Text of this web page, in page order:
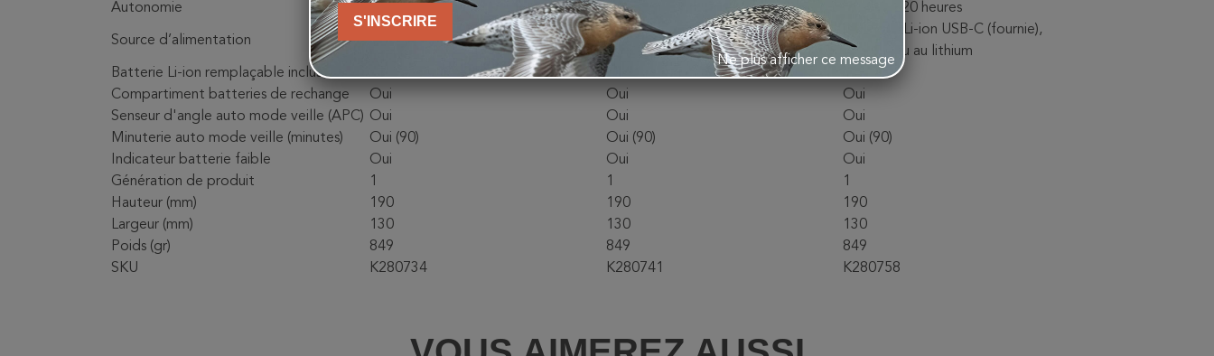
Autonomie
Jusqu'à 120 heures Jusqu'à 120 heures Jusqu'à 120 heures
Source d’alimentation
Pile AAA Li-ion USB-C (fournie),
alcaline ou au lithium
Pile AAA Li-ion USB-C (fournie),
alcaline ou au lithium
Pile AAA Li-ion USB-C (fournie),
alcaline ou au lithium
Batterie Li-ion remplaçable incluse
Oui
Compartiment batteries de rechange
Oui Oui
Oui
Senseur d'angle auto mode veille (APC) Oui Oui
Oui
Minuterie auto mode veille (minutes)
Oui (90) Oui (90)
Oui (90)
Indicateur batterie faible
Oui Oui
Oui
Génération de produit
1 1
1
Hauteur (mm)
190 190
190
Largeur (mm)
130 130
130
Poids (gr)
849 849
849
SKU
K280734 K280741 K280758
S'INSCRIRE
Ne plus afficher ce message